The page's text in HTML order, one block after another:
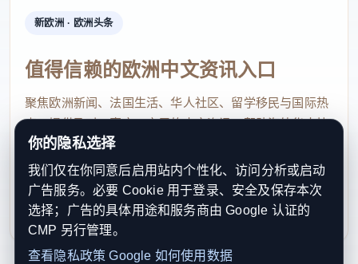
新欧洲 · 欧洲头条
值得信赖的欧洲中文资讯入口
聚焦欧洲新闻、法国生活、华人社区、留学移民与国际热
点，提供及时、真实、实用的中文资讯，帮助海外华人快
速了解欧洲动态。
contact@xinouzhou.com
服务支持、版权与合作：工作日优先处理站务、投稿与权
利通知
你的隐私选择
我们仅在你同意后启用站内个性化、访问分析或启动
广告服务。必要 Cookie 用于登录、安全及保存本次
选择；广告的具体用途和服务商由 Google 认证的
CMP 另行管理。
查看隐私政策 Google 如何使用数据